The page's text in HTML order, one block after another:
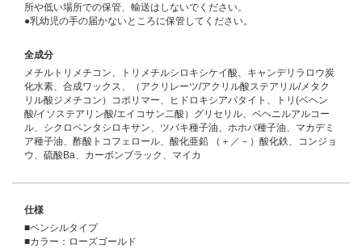
所や低い場所での保管、輸送はしないでください。
●乳幼児の手の届かないところに保管してください。
全成分
メチルトリメチコン、トリメチルシロキシケイ酸、キャンデリラロウ炭
化水素、合成ワックス、（アクリレーツ/アクリル酸ステアリル/メタク
リル酸ジメチコン）コポリマー、ヒドロキシアパタイト、トリ(ベヘン
酸/イソステアリン酸/エイコサン二酸）グリセリル、ベヘニルアルコー
ル、シクロペンタシロキサン、ツバキ種子油、ホホバ種子油、マカデミ
ア種子油、酢酸トコフェロール、酸化亜鉛 （＋／－）酸化鉄、コンジョ
ウ、硫酸Ba、カーボンブラック、マイカ
仕様
■ペンシルタイプ
■カラー：ローズゴールド